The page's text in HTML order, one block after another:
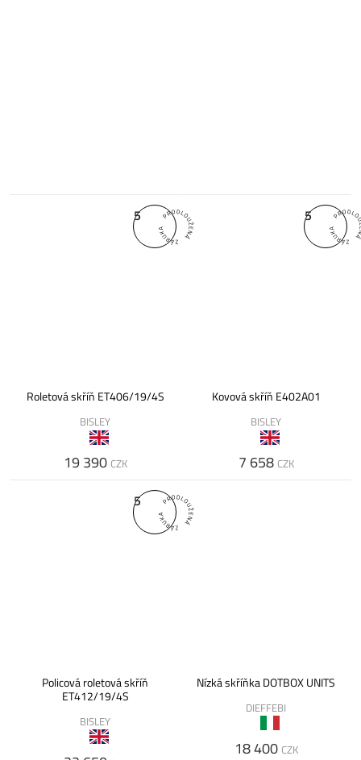
5
Roletová skříň ET406/19/4S
BISLEY
19 390 CZK
5
Kovová skříň E402A01
BISLEY
7 658 CZK
5
Policová roletová skříň
ET412/19/4S
BISLEY
Nízká skříňka DOTBOX UNITS
DIEFFEBI
18 400 CZK